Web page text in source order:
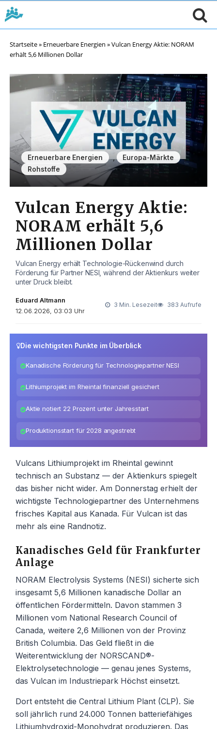
Startseite» Erneuerbare Energien »Vulcan Energy Aktie: NORAM
erhält 5,6 Millionen Dollar
Erneuerbare Energien , Europa-Märkte ,
Rohstoffe
Vulcan Energy Aktie:
NORAM erhält 5,6
Millionen Dollar
Vulcan Energy erhält Technologie-Rückenwind durch
Förderung für Partner NESI, während der Aktienkurs weiter
unter Druck bleibt.
Eduard Altmann
12.06.2026, 03:03 Uhr
3 Min. Lesezeit 383 Aufrufe
Die wichtigsten Punkte im Überblick
Kanadische Förderung für Technologiepartner NESI
Lithiumprojekt im Rheintal finanziell gesichert
Aktie notiert 22 Prozent unter Jahresstart
Produktionsstart für 2028 angestrebt
Vulcans Lithiumprojekt im Rheintal gewinnt
technisch an Substanz — der Aktienkurs spiegelt
das bisher nicht wider. Am Donnerstag erhielt der
wichtigste Technologiepartner des Unternehmens
frisches Kapital aus Kanada. Für Vulcan ist das
mehr als eine Randnotiz.
Kanadisches Geld für Frankfurter
Anlage
NORAM Electrolysis Systems (NESI) sicherte sich
insgesamt 5,6 Millionen kanadische Dollar an
öffentlichen Fördermitteln. Davon stammen 3
Millionen vom National Research Council of
Canada, weitere 2,6 Millionen von der Provinz
British Columbia. Das Geld fließt in die
Weiterentwicklung der NORSCAND®-
Elektrolysetechnologie — genau jenes Systems,
das Vulcan im Industriepark Höchst einsetzt.
Dort entsteht die Central Lithium Plant (CLP). Sie
soll jährlich rund 24.000 Tonnen batteriefähiges
Lithiumhydroxid-Monohydrat produzieren. Das